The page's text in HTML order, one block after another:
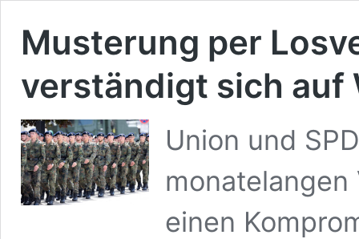
Musterung per
verständigt sich
Union und
einen